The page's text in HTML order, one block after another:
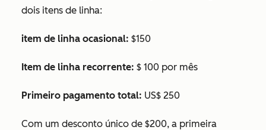
dois itens de linha:
item de linha ocasional: $150
Item de linha recorrente: $ 100 por mês
Primeiro pagamento total: US$ 250
Com um desconto único de $200, a primeira